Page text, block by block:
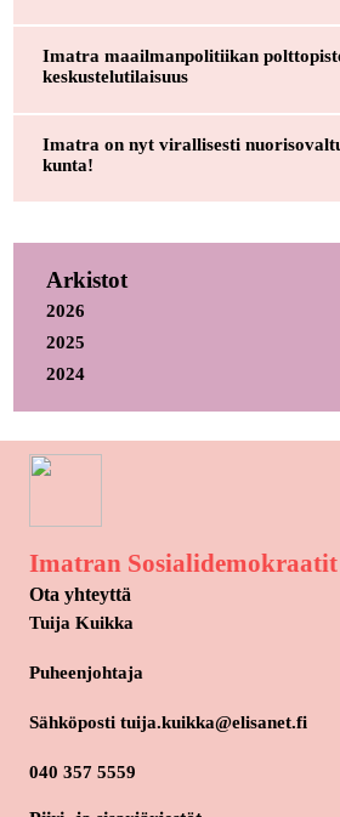
Imatra maailmanpolitiikan
keskustelutilaisuus
Imatra on nyt virallisesti
kunta!
Arkistot
2026
2025
2024
Imatran
Ota yhteyttä
Tuija Kuikka
Puheenjohtaja
Sähköposti tuija.kuikka@elisanet.fi
040 357 5559